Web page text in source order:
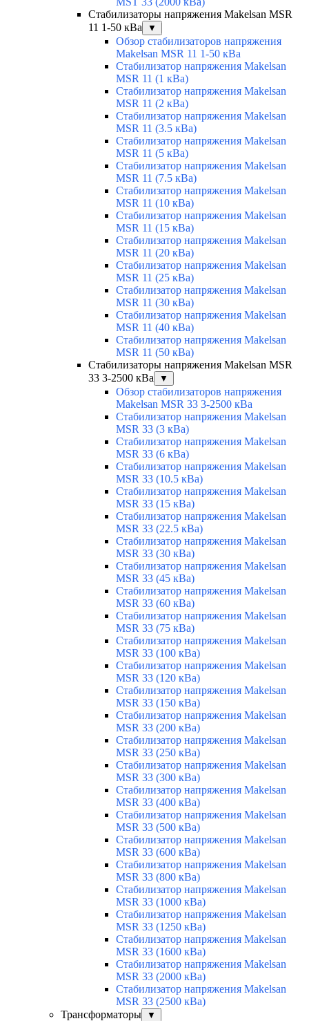
Стабилизаторы напряжения Makelsan MSR
11 1-50 кВа
▼
Обзор стабилизаторов напряжения
Makelsan MSR 11 1-50 кВа
Стабилизатор напряжения Makelsan
MSR 11 (1 кВа)
Стабилизатор напряжения Makelsan
MSR 11 (2 кВа)
Стабилизатор напряжения Makelsan
MSR 11 (3.5 кВа)
Стабилизатор напряжения Makelsan
MSR 11 (5 кВа)
Стабилизатор напряжения Makelsan
MSR 11 (7.5 кВа)
Стабилизатор напряжения Makelsan
MSR 11 (10 кВа)
Стабилизатор напряжения Makelsan
MSR 11 (15 кВа)
Стабилизатор напряжения Makelsan
MSR 11 (20 кВа)
Стабилизатор напряжения Makelsan
MSR 11 (25 кВа)
Стабилизатор напряжения Makelsan
MSR 11 (30 кВа)
Стабилизатор напряжения Makelsan
MSR 11 (40 кВа)
Стабилизатор напряжения Makelsan
MSR 11 (50 кВа)
Стабилизаторы напряжения Makelsan MSR
33 3-2500 кВа
▼
Обзор стабилизаторов напряжения
Makelsan MSR 33 3-2500 кВа
Стабилизатор напряжения Makelsan
MSR 33 (3 кВа)
Стабилизатор напряжения Makelsan
MSR 33 (6 кВа)
Стабилизатор напряжения Makelsan
MSR 33 (10.5 кВа)
Стабилизатор напряжения Makelsan
MSR 33 (15 кВа)
Стабилизатор напряжения Makelsan
MSR 33 (22.5 кВа)
Стабилизатор напряжения Makelsan
MSR 33 (30 кВа)
Стабилизатор напряжения Makelsan
MSR 33 (45 кВа)
Стабилизатор напряжения Makelsan
MSR 33 (60 кВа)
Стабилизатор напряжения Makelsan
MSR 33 (75 кВа)
Стабилизатор напряжения Makelsan
MSR 33 (100 кВа)
Стабилизатор напряжения Makelsan
MSR 33 (120 кВа)
Стабилизатор напряжения Makelsan
MSR 33 (150 кВа)
Стабилизатор напряжения Makelsan
MSR 33 (200 кВа)
Стабилизатор напряжения Makelsan
MSR 33 (250 кВа)
Стабилизатор напряжения Makelsan
MSR 33 (300 кВа)
Стабилизатор напряжения Makelsan
MSR 33 (400 кВа)
Стабилизатор напряжения Makelsan
MSR 33 (500 кВа)
Стабилизатор напряжения Makelsan
MSR 33 (600 кВа)
Стабилизатор напряжения Makelsan
MSR 33 (800 кВа)
Стабилизатор напряжения Makelsan
MSR 33 (1000 кВа)
Стабилизатор напряжения Makelsan
MSR 33 (1250 кВа)
Стабилизатор напряжения Makelsan
MSR 33 (1600 кВа)
Стабилизатор напряжения Makelsan
MSR 33 (2000 кВа)
Стабилизатор напряжения Makelsan
MSR 33 (2500 кВа)
Трансформаторы
▼